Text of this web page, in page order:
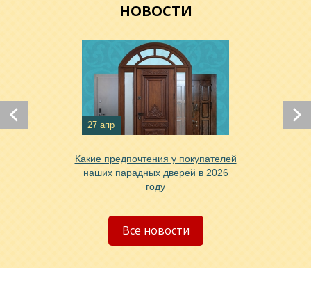
Хочу такую
НОВОСТИ
27 апр
Какие предпочтения у покупателей
наших парадных дверей в 2026
году
Все новости